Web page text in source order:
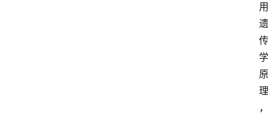
用
遗
传
学
原
理
，